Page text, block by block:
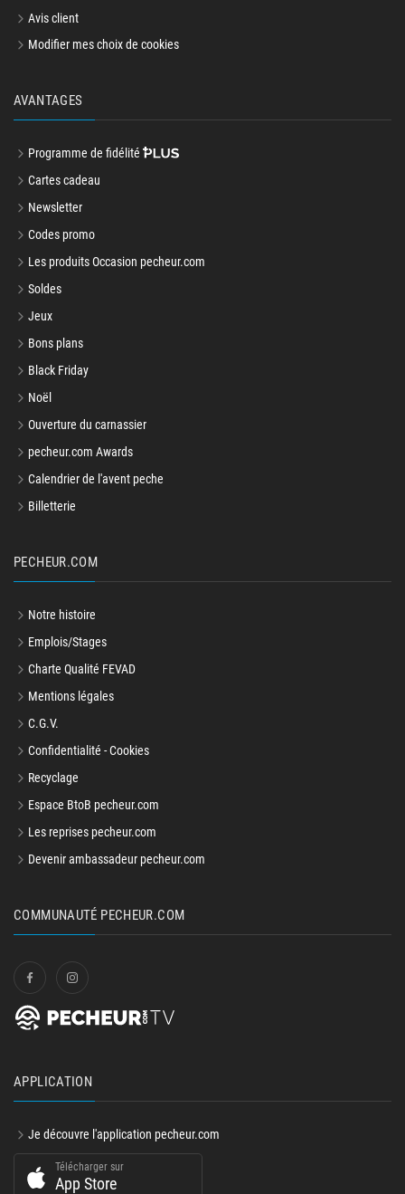
Avis client
Modifier mes choix de cookies
AVANTAGES
Programme de fidélité
Cartes cadeau
Newsletter
Codes promo
Les produits Occasion pecheur.com
Soldes
Jeux
Bons plans
Black Friday
Noël
Ouverture du carnassier
pecheur.com Awards
Calendrier de l'avent peche
Billetterie
PECHEUR.COM
Notre histoire
Emplois/Stages
Charte Qualité FEVAD
Mentions légales
C.G.V.
Confidentialité - Cookies
Recyclage
Espace BtoB pecheur.com
Les reprises pecheur.com
Devenir ambassadeur pecheur.com
COMMUNAUTÉ PECHEUR.COM
APPLICATION
Je découvre l'application pecheur.com
Télécharger sur
App Store